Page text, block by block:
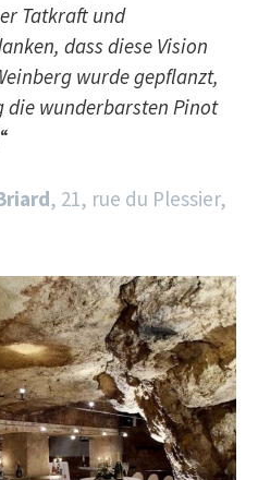
Tatkraft und
dass diese Vision
wurde gepflanzt,
die wunderbarsten Pinot
“
, 21, rue du Plessier,